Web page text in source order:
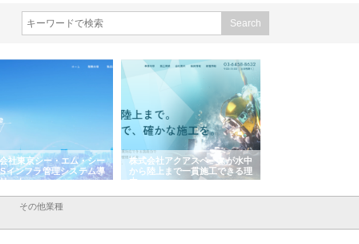
株式会社アクアスペースが水中
から陸上まで一貫施工できる理
由
株式会社地盤調査事務所が選ば
れ続ける理由と建設コンサルの
強み
その他業種